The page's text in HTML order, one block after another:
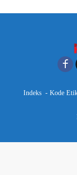
Indeks Kode